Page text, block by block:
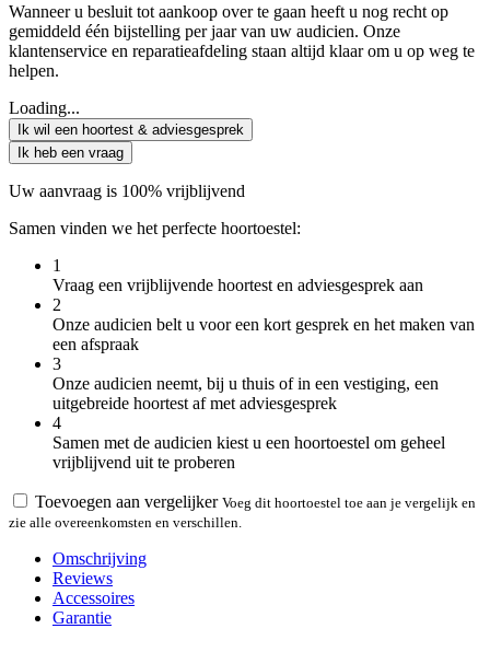
Wanneer u besluit tot aankoop over te gaan heeft u nog recht op
gemiddeld één bijstelling per jaar van uw audicien. Onze
klantenservice en reparatieafdeling staan altijd klaar om u op weg te
helpen.
Loading...
Ik wil een hoortest & adviesgesprek
Ik heb een vraag
Uw aanvraag is 100% vrijblijvend
Samen vinden we het perfecte hoortoestel:
1
Vraag een vrijblijvende hoortest en adviesgesprek aan
2
Onze audicien belt u voor een kort gesprek en het maken van
een afspraak
3
Onze audicien neemt, bij u thuis of in een vestiging, een
uitgebreide hoortest af met adviesgesprek
4
Samen met de audicien kiest u een hoortoestel om geheel
vrijblijvend uit te proberen
Toevoegen aan vergelijker Voeg dit hoortoestel toe aan je vergelijk en
zie alle overeenkomsten en verschillen.
Omschrijving
Reviews
Accessoires
Garantie